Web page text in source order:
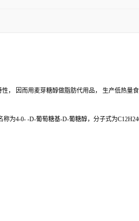
， 因而用麦芽糖醇做脂肪代用品， 生产低热量
为4-0- -D-葡萄糖基-D-葡糖醇，分子式为